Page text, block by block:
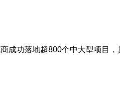
成功落地超800个中大型项目